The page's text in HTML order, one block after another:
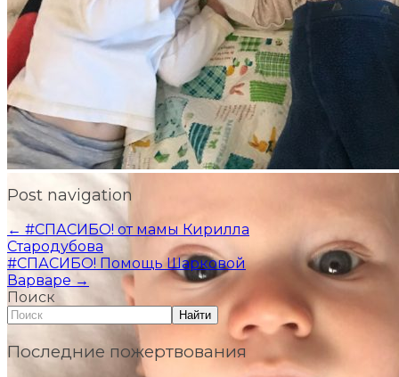
Post navigation
← #СПАСИБО! от мамы Кирилла
Стародубова
#СПАСИБО! Помощь Шарковой
Варваре →
Поиск
Найти
Последние пожертвования